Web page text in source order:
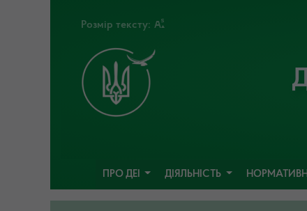
Розмір тексту:
ПРО ДЕІ ДІЯЛЬНІСТЬ